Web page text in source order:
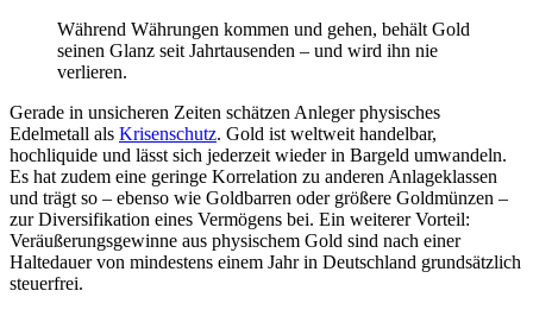
Während Währungen kommen und gehen, behält Gold
seinen Glanz seit Jahrtausenden – und wird ihn nie
verlieren.
Gerade in unsicheren Zeiten schätzen Anleger physisches
Edelmetall als Krisenschutz. Gold ist weltweit handelbar,
hochliquide und lässt sich jederzeit wieder in Bargeld umwandeln.
Es hat zudem eine geringe Korrelation zu anderen Anlageklassen
und trägt so – ebenso wie Goldbarren oder größere Goldmünzen –
zur Diversifikation eines Vermögens bei. Ein weiterer Vorteil:
Veräußerungsgewinne aus physischem Gold sind nach einer
Haltedauer von mindestens einem Jahr in Deutschland grundsätzlich
steuerfrei.